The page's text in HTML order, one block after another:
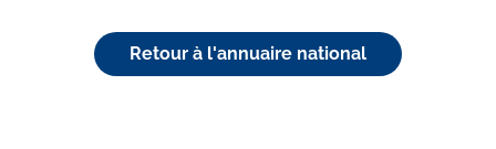
Retour à l'annuaire national